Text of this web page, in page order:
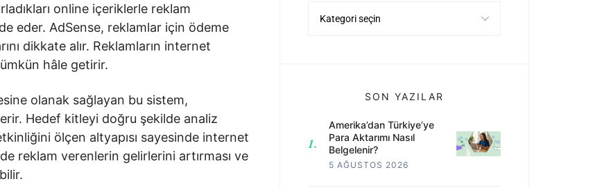
online içeriklerle reklam
eder. AdSense, reklamlar için ödeme
dikkate alır. Reklamların internet
hâle getirir.
olanak sağlayan bu sistem,
Hedef kitleyi doğru şekilde analiz
ölçen altyapısı sayesinde internet
reklam verenlerin gelirlerini artırması ve
SON YAZILAR
Amerika’dan Türkiye’ye
Para Aktarımı Nasıl
Belgelenir?
5 AĞUSTOS 2026